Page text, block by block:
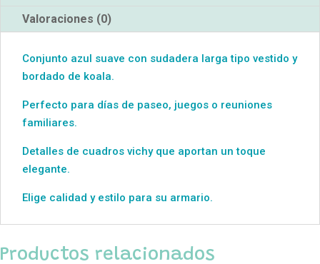
Valoraciones (0)
Conjunto azul suave con sudadera larga tipo vestido y
bordado de koala.
Perfecto para días de paseo, juegos o reuniones
familiares.
Detalles de cuadros vichy que aportan un toque
elegante.
Elige calidad y estilo para su armario.
Productos relacionados